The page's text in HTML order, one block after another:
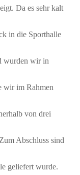
Da es sehr kalt
in die Sporthalle
wurden wir in
wir im Rahmen
von drei
Abschluss sind
geliefert wurde.